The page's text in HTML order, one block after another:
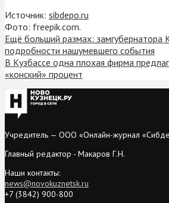
Источник: sibdepo.ru
Фото: freepik.com.
Ещё больший размах: замгубернатора
подробности нашумевшего события
В Кузбассе одна плохая фирма
«конский» процент
Учредитель — ООО «Онлайн-журнал
Главный редактор - Макаров Г.Н.
Наши контакты:
news@novokuznetsk.ru
+7 (3842) 900-800